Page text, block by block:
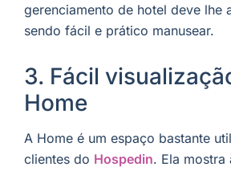
gerenciamento de hotel deve lhe
sendo fácil e prático manusear.
3. Fácil
Home
A Home é um espaço bastante
clientes do Hospedin. Ela